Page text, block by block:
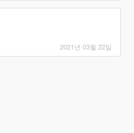
2021년 03월 22일